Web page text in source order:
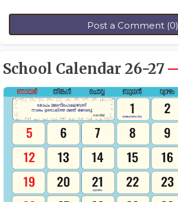
Post a Comment (0)
School Calendar 26-27